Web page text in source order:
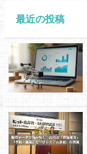
最近の投稿